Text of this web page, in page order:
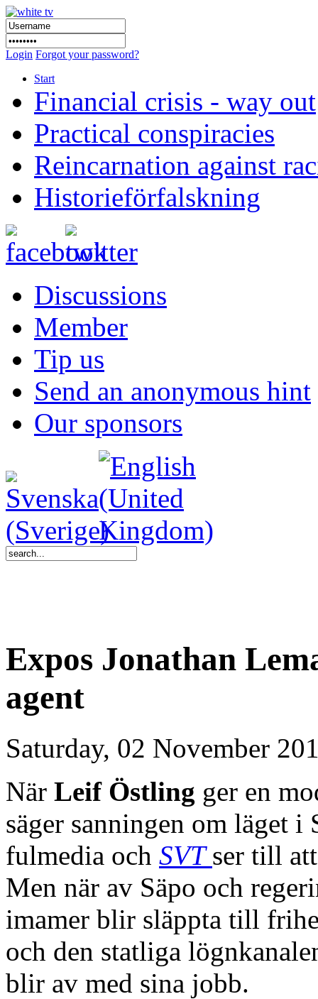
Login Forgot your password?
Start
Financial crisis - way out
Practical conspiracies
Reincarnation against
Historieförfalskning
Discussions
Member
Tip us
Send an anonymous hint
Our sponsors
Expos Jonathan
agent
Saturday, 02 November
När Leif Östling ger en
säger sanningen om läget i
fulmedia och SVTser till
Men när av Säpo och
imamer blir släppta till
och den statliga
blir av med sina jobb.